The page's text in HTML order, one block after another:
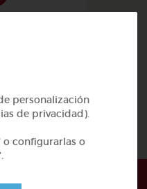
e igual
personalización
de privacidad).
o configurarlas o